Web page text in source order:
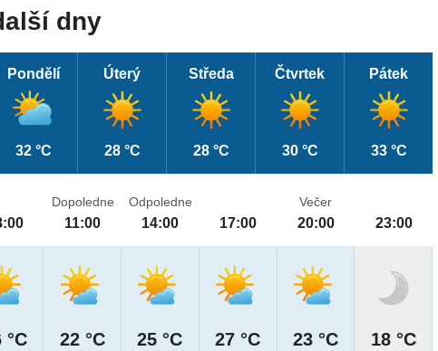
dny
Pondělí
32 °C
Úterý
28 °C
Středa
28 °C
Čtvrtek
30 °C
Pátek
33 °C
°C
Dopoledne
11:00
22 °C
Odpoledne
14:00
25 °C
17:00
27 °C
Večer
20:00
23 °C
23:00
18 °C